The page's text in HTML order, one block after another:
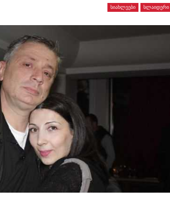
ᲡᲘᲐᲮᲚᲔᲔᲑᲘ ᲡᲚᲐᲘᲓᲔᲠᲘ